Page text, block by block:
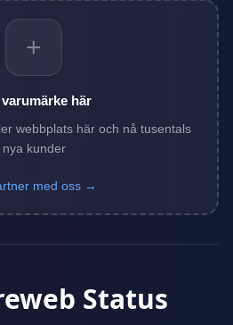
+
här
webbplats här och nå tusentals
nya kunder
med oss →
Status